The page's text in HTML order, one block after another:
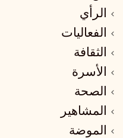
الرأي
الفعاليات
الثقافة
الأسرة
الصحة
المشاهير
الموضة